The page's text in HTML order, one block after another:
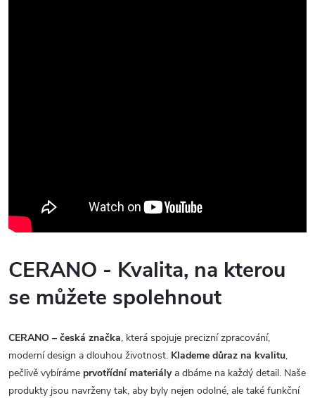
CERANO - Kvalita, na kterou
se můžete spolehnout
CERANO – česká značka, která spojuje precizní zpracování,
moderní design a dlouhou životnost. Klademe důraz na kvalitu,
pečlivě vybíráme prvotřídní materiálya dbáme na každý detail. Naše
produkty jsou navrženy tak, aby byly nejen odolné, ale také funkční